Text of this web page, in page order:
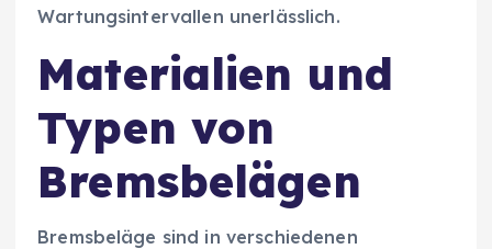
Wartungsintervallen unerlässlich.
Materialien und
Typen von
Bremsbelägen
Bremsbeläge sind in verschiedenen